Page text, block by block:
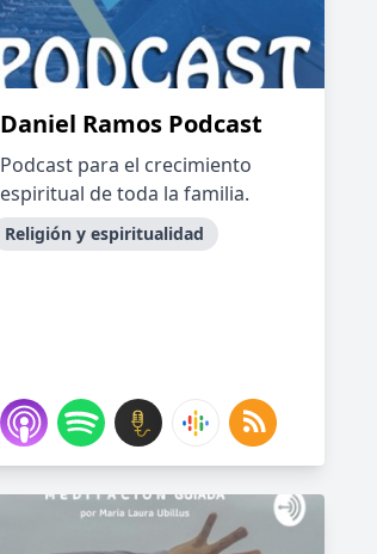
Daniel Ramos Podcast
Podcast para el crecimiento
espiritual de toda la familia.
Religión y espiritualidad